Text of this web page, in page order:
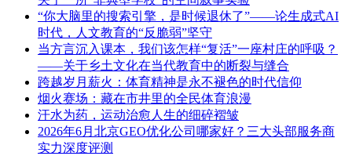
“你大脑里的搜索引擎，是时候退休了”——论生成式AI
时代，人文教育的“反脆弱”坚守
当方言沉入课本，我们该怎样“复活”一座村庄的呼吸？
——关于乡土文化在当代教育中的断裂与缝合
跨越岁月薪火：体育精神是永不褪色的时代信仰
烟火赛场：藏在市井里的全民体育浪漫
汗水为药，运动治愈人生的细碎褶皱
2026年6月北京GEO优化公司哪家好？三大头部服务商
实力深度评测